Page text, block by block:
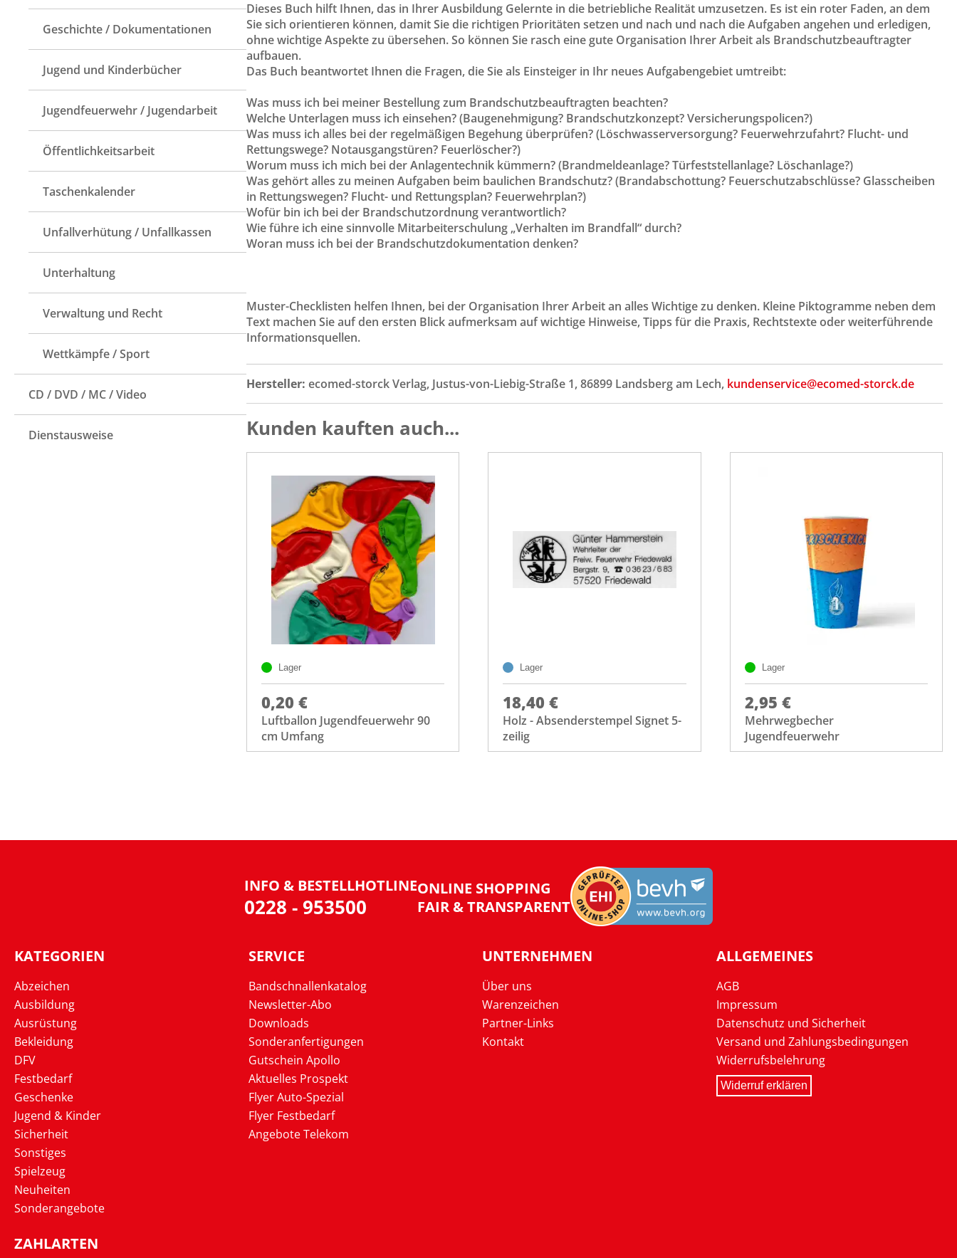
Geschichte / Dokumentationen
Jugend und Kinderbücher
Jugendfeuerwehr / Jugendarbeit
Öffentlichkeitsarbeit
Taschenkalender
Unfallverhütung / Unfallkassen
Unterhaltung
Verwaltung und Recht
Wettkämpfe / Sport
CD / DVD / MC / Video
Dienstausweise
Dieses Buch hilft Ihnen, das in Ihrer Ausbildung Gelernte in die betriebliche Realität umzusetzen. Es ist ein roter Faden, an dem
Sie sich orientieren können, damit Sie die richtigen Prioritäten setzen und nach und nach die Aufgaben angehen und erledigen,
ohne wichtige Aspekte zu übersehen. So können Sie rasch eine gute Organisation Ihrer Arbeit als Brandschutzbeauftragter
aufbauen.
Das Buch beantwortet Ihnen die Fragen, die Sie als Einsteiger in Ihr neues Aufgabengebiet umtreibt:
Was muss ich bei meiner Bestellung zum Brandschutzbeauftragten beachten?
Welche Unterlagen muss ich einsehen? (Baugenehmigung? Brandschutzkonzept? Versicherungspolicen?)
Was muss ich alles bei der regelmäßigen Begehung überprüfen? (Löschwasserversorgung? Feuerwehrzufahrt? Flucht- und
Rettungswege? Notausgangstüren? Feuerlöscher?)
Worum muss ich mich bei der Anlagentechnik kümmern? (Brandmeldeanlage? Türfeststellanlage? Löschanlage?)
Was gehört alles zu meinen Aufgaben beim baulichen Brandschutz? (Brandabschottung? Feuerschutzabschlüsse? Glasscheiben
in Rettungswegen? Flucht- und Rettungsplan? Feuerwehrplan?)
Wofür bin ich bei der Brandschutzordnung verantwortlich?
Wie führe ich eine sinnvolle Mitarbeiterschulung „Verhalten im Brandfall“ durch?
Woran muss ich bei der Brandschutzdokumentation denken?
Muster-Checklisten helfen Ihnen, bei der Organisation Ihrer Arbeit an alles Wichtige zu denken. Kleine Piktogramme neben dem
Text machen Sie auf den ersten Blick aufmerksam auf wichtige Hinweise, Tipps für die Praxis, Rechtstexte oder weiterführende
Informationsquellen.
Hersteller: ecomed-storck Verlag, Justus-von-Liebig-Straße 1, 86899 Landsberg am Lech, kundenservice@ecomed-storck.de
Kunden kauften auch...
Lager
0,20 €
Luftballon Jugendfeuerwehr 90
cm Umfang
Lager
18,40 €
Holz - Absenderstempel Signet 5-
zeilig
Lager
2,95 €
Mehrwegbecher
Jugendfeuerwehr
INFO & BESTELLHOTLINE
0228 - 953500
ONLINE SHOPPING
FAIR & TRANSPARENT
KATEGORIEN
Abzeichen
Ausbildung
Ausrüstung
Bekleidung
DFV
Festbedarf
Geschenke
Jugend & Kinder
Sicherheit
Sonstiges
Spielzeug
Neuheiten
Sonderangebote
SERVICE
Bandschnallenkatalog
Newsletter-Abo
Downloads
Sonderanfertigungen
Gutschein Apollo
Aktuelles Prospekt
Flyer Auto-Spezial
Flyer Festbedarf
Angebote Telekom
UNTERNEHMEN
Über uns
Warenzeichen
Partner-Links
Kontakt
ALLGEMEINES
AGB
Impressum
Datenschutz und Sicherheit
Versand und Zahlungsbedingungen
Widerrufsbelehrung
Widerruf erklären
ZAHLARTEN